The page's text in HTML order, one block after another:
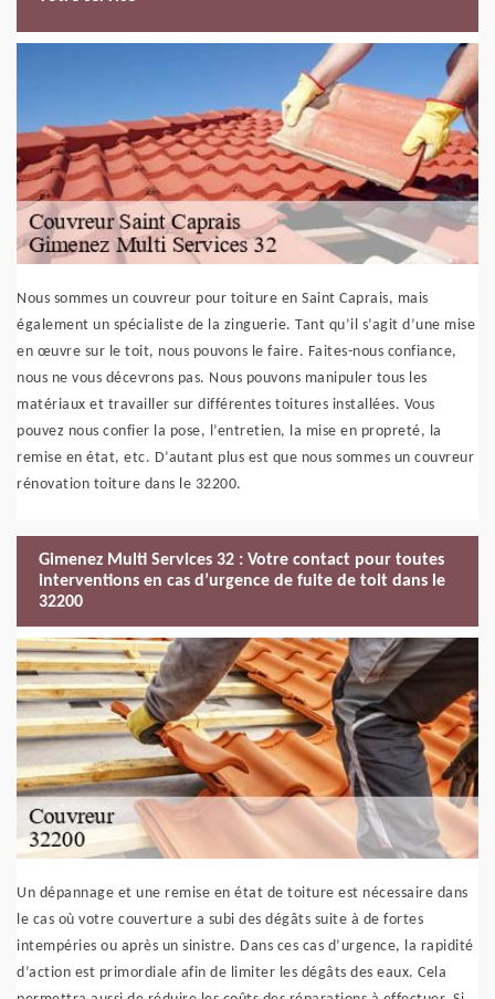
Nous sommes un couvreur pour toiture en Saint Caprais, mais
également un spécialiste de la zinguerie. Tant qu’il s’agit d’une mise
en œuvre sur le toit, nous pouvons le faire. Faites-nous confiance,
nous ne vous décevrons pas. Nous pouvons manipuler tous les
matériaux et travailler sur différentes toitures installées. Vous
pouvez nous confier la pose, l’entretien, la mise en propreté, la
remise en état, etc. D’autant plus est que nous sommes un couvreur
rénovation toiture dans le 32200.
Gimenez Multi Services 32 : Votre contact pour toutes
interventions en cas d’urgence de fuite de toit dans le
32200
Un dépannage et une remise en état de toiture est nécessaire dans
le cas où votre couverture a subi des dégâts suite à de fortes
intempéries ou après un sinistre. Dans ces cas d’urgence, la rapidité
d’action est primordiale afin de limiter les dégâts des eaux. Cela